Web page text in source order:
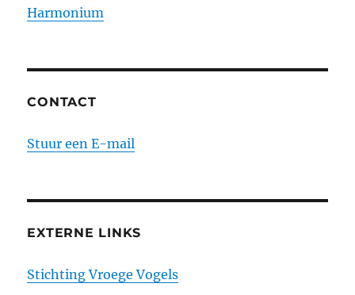
Harmonium
CONTACT
Stuur een E-mail
EXTERNE LINKS
Stichting Vroege Vogels